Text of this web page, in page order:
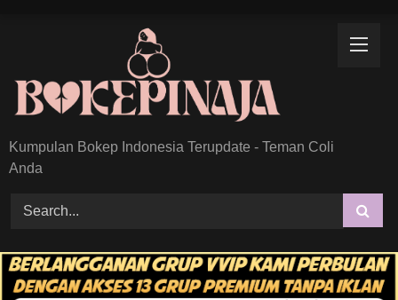
Kumpulan Bokep Indonesia Terupdate - Teman Coli
Anda